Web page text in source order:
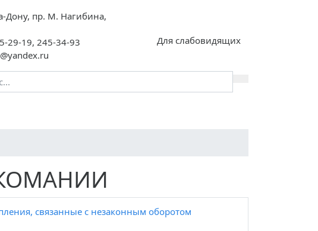
Дону, пр. М. Нагибина,
29-19, 245-34-93
Для слабовидящих
связанные с незаконным оборотом